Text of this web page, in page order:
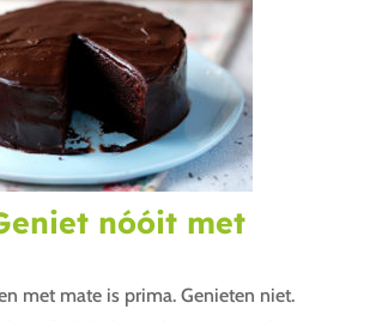
nóóit met
met mate is prima. Genieten niet.